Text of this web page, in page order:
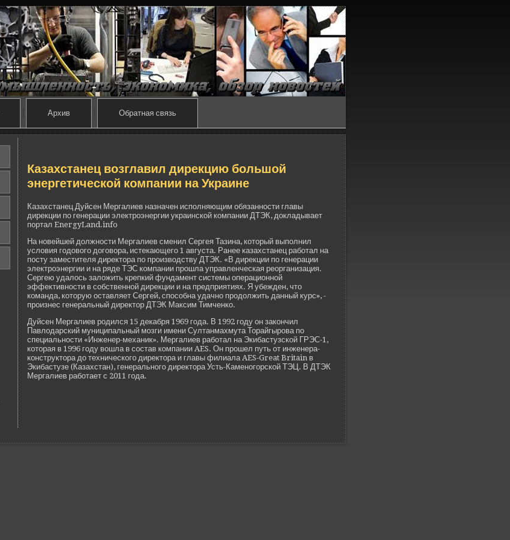
Архив Обратная связь
Казахстанец возглавил дирекцию большой
энергетической компании на Украине
Казахстанец Дуйсен Мергалиев назначен исполняющим обязанности главы
дирекции по генерации электроэнергии украинской компании ДТЭК, докладывает
портал EnergyLand.info
На нове­йшей должности Мергалиев сменил Сергея Тазина, который выполнил
условия годового договора, истекающего 1 августа. Ранее казахстанец работал на
посту заместителя директора по производству ДТЭК. «В дирекции по генерации
электроэнергии и на ряде­ ТЭС компании прошла управленческая реорганизация.
Сергею удалось заложить крепкий фундамент системы операционной
эффективности в собстве­нной дирекции и на предприятиях. Я убежде­н, что
команда, которую оставляет Сергей, способна удачно продолжить данный курс», -
произнес генеральный директор ДТЭК Максим Тимченко.
Дуйсен Мергалиев родился 15 де­кабря 1969 года. В 1992 году он закончил
Павлодарский муниципальный мозги имени Султанмахмута Торайгырова по
специальности «Инженер-механик». Мергалиев работал на Экибастузской ГРЭС-1,
которая в 1996 году вошла в состав компании AES. Он прошел путь от инженера-
конструктора до технического директора и главы филиала AES-Great Britain в
Экибастузе (Казахстан), генерального директора Усть-Каменогорской ТЭЦ. В ДТЭК
Мергалиев работает с 2011 года.